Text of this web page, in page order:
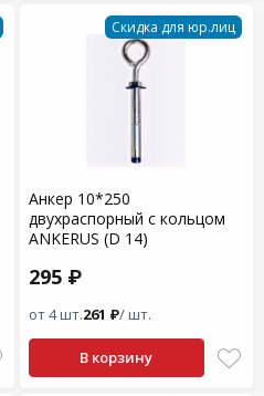
Скидка для юр.лиц
Анкер 10*250
двухраспорный с кольцом
ANKERUS (D 14)
295 ₽
от 4 шт.261 ₽/ шт.
В корзину